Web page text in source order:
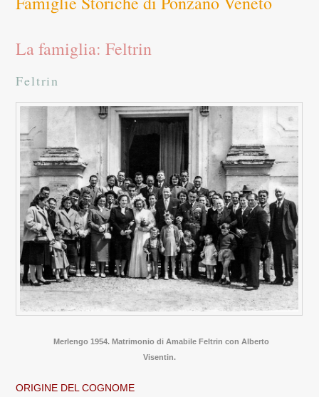
La famiglia: Feltrin
Feltrin
Merlengo 1954. Matrimonio di Amabile Feltrin con Alberto
Visentin.
ORIGINE DEL COGNOME